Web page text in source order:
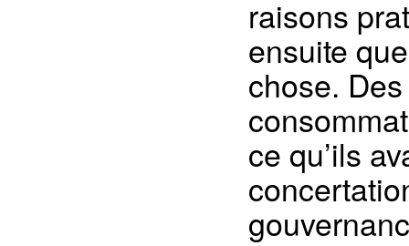
raisons
ensuite
chose.
ce qu’ils